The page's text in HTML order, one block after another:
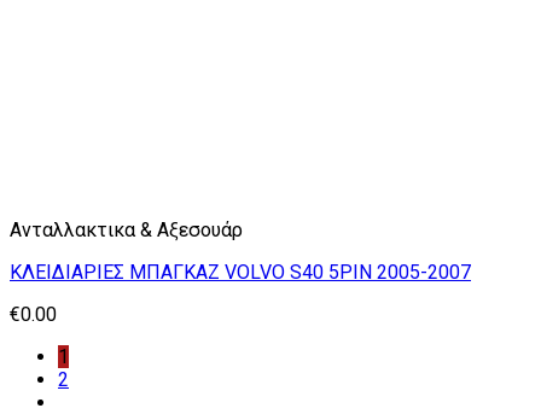
Ανταλλακτικα & Αξεσουάρ
ΚΛΕΙΔΙΑΡΙΕΣ ΜΠΑΓΚΑΖ VOLVO S40 5PIN 2005-2007
€0.00
1
2